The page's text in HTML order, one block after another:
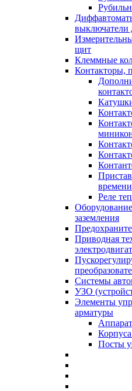
выключатели
щит
Клеммные
Контакторы,
времени
Реле
заземления
Приводная
Системы
УЗО
Элементы
арматуры
Посты